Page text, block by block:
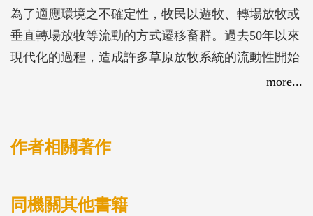
為了適應環境之不確定性，牧民以遊牧、轉場放牧或
垂直轉場放牧等流動的方式遷移畜群。過去50年以來
現代化的過程，造成許多草原放牧系統的流動性開始
下降，除了對生態環境產生不良的影響外，還會帶來
性，草原本土知識為牧民提供靈活的草場管理策略，
與傳統的草原研究具有互補性，將二者結合起來，可
如何將集約化經營理念適度應用於粗放式畜牧生產，
more...
作者相關著作
同機關其他書籍